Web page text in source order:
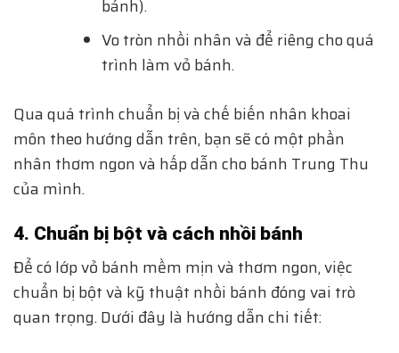
bánh).
Vo tròn nhồi nhân và để riêng cho quá
trình làm vỏ bánh.
Qua quá trình chuẩn bị và chế biến nhân khoai
môn theo hướng dẫn trên, bạn sẽ có một phần
nhân thơm ngon và hấp dẫn cho bánh Trung Thu
của mình.
4. Chuẩn bị bột và cách nhồi bánh
Để có lớp vỏ bánh mềm mịn và thơm ngon, việc
chuẩn bị bột và kỹ thuật nhồi bánh đóng vai trò
quan trọng. Dưới đây là hướng dẫn chi tiết: